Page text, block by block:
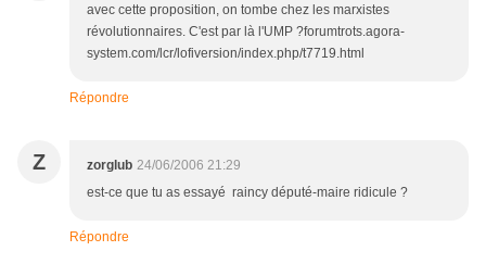
avec cette proposition, on tombe chez les marxistes
révolutionnaires. C'est par là l'UMP ?forumtrots.agora-
system.com/lcr/lofiversion/index.php/t7719.html
Répondre
Z zorglub 24/06/2006 21:29
est-ce que tu as essayé raincy député-maire ridicule ?
Répondre